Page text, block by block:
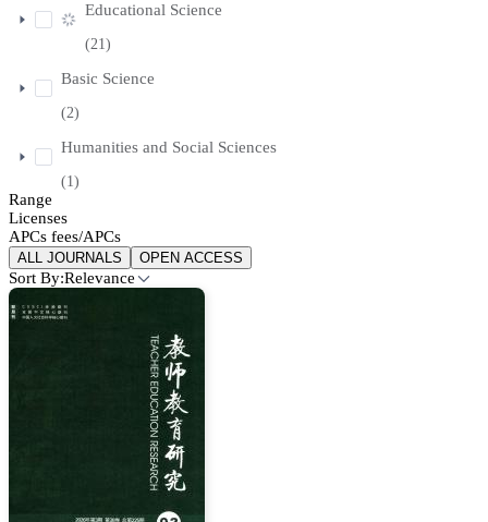
Educational Science
(21)
Basic Science
(2)
Humanities and Social Sciences
(1)
Range
Licenses
APCs fees/APCs
ALL JOURNALS OPEN ACCESS
Sort By:Relevance